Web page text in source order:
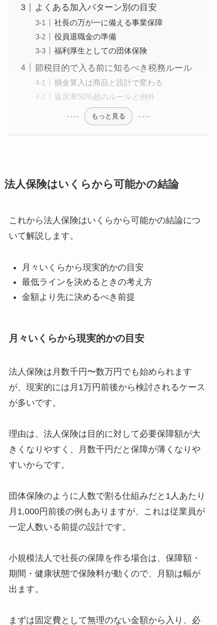
よくある加入パターン別の目安
社長の万が一に備える事業保障
役員退職金の準備
福利厚生としての団体保険
節税目的で入る前に知るべき税務ルール
損金算入は商品と設計で変わる
返戻率50%超のルールと例外
もっと見る
法人保険はいくらから可能かの結論
これから法人保険はいくらから可能かの結論につ
いて解説します。
月々いくらから現実的かの目安
最低ラインを決めるときの考え方
金額より先に決めるべき前提
月々いくらから現実的かの目安
法人保険は月数千円〜数万円でも始められます
が、現実的には月1万円前後から検討されるケース
が多いです。
理由は、法人保険は目的に対して必要保障額が大
きくなりやすく、月数千円だと保障が薄くなりや
すいからです。
団体保険のように人数で割る仕組みだと1人あたり
月1,000円前後の例もありますが、これは従業員が
一定人数いる前提の設計です。
小規模法人で社長の保障を作る場合は、保障額・
期間・健康状態で保険料が動くので、月額は幅が
出ます。
まずは固定費として無理のない金額から入り、必